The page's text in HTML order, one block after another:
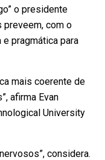
o presidente
com o
e pragmática para
mais coerente de
afirma Evan
University
considera.